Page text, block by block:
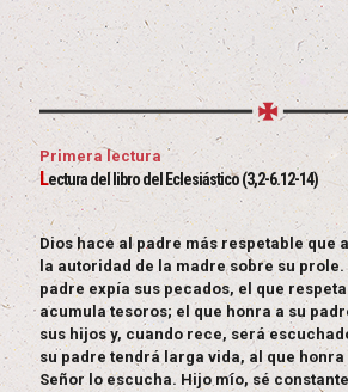
Primera lectura
Lectura del libro del Eclesiástico (3,2-6.12-14)
Dios hace al padre más respetable que
la autoridad de la madre sobre su prole.
padre expía sus pecados, el que
acumula tesoros; el que honra a su
sus hijos y, cuando rece, será
su padre tendrá larga vida, al que honra
Señor lo escucha. Hijo mío, sé